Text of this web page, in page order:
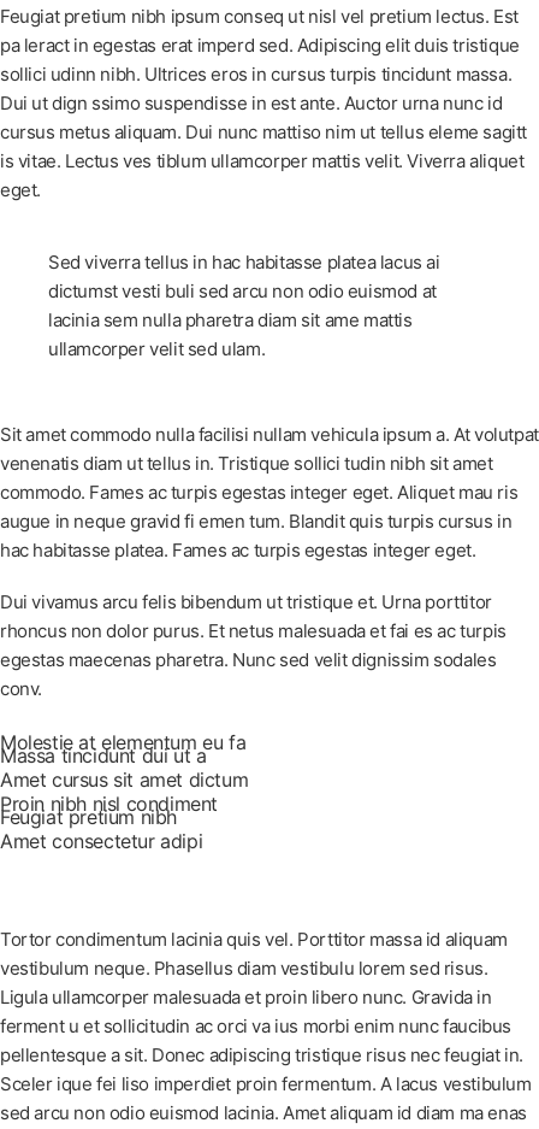
Feugiat pretium nibh ipsum conseq ut nisl vel pretium lectus. Est
pa leract in egestas erat imperd sed. Adipiscing elit duis tristique
sollici udinn nibh. Ultrices eros in cursus turpis tincidunt massa.
Dui ut dign ssimo suspendisse in est ante. Auctor urna nunc id
cursus metus aliquam. Dui nunc mattiso nim ut tellus eleme sagitt
is vitae. Lectus ves tiblum ullamcorper mattis velit. Viverra aliquet
eget.
Sed viverra tellus in hac habitasse platea lacus ai
dictumst vesti buli sed arcu non odio euismod at
lacinia sem nulla pharetra diam sit ame mattis
ullamcorper velit sed ulam.
Sit amet commodo nulla facilisi nullam vehicula ipsum a. At volutpat
venenatis diam ut tellus in. Tristique sollici tudin nibh sit amet
commodo. Fames ac turpis egestas integer eget. Aliquet mau ris
augue in neque gravid fi emen tum. Blandit quis turpis cursus in
hac habitasse platea. Fames ac turpis egestas integer eget.
Dui vivamus arcu felis bibendum ut tristique et. Urna porttitor
rhoncus non dolor purus. Et netus malesuada et fai es ac turpis
egestas maecenas pharetra. Nunc sed velit dignissim sodales
conv.
Molestie at elementum eu fa
Massa tincidunt dui ut a
Amet cursus sit amet dictum
Proin nibh nisl condiment
Feugiat pretium nibh
Amet consectetur adipi
Tortor condimentum lacinia quis vel. Porttitor massa id aliquam
vestibulum neque. Phasellus diam vestibulu lorem sed risus.
Ligula ullamcorper malesuada et proin libero nunc. Gravida in
ferment u et sollicitudin ac orci va ius morbi enim nunc faucibus
pellentesque a sit. Donec adipiscing tristique risus nec feugiat in.
Sceler ique fei liso imperdiet proin fermentum. A lacus vestibulum
sed arcu non odio euismod lacinia. Amet aliquam id diam ma enas